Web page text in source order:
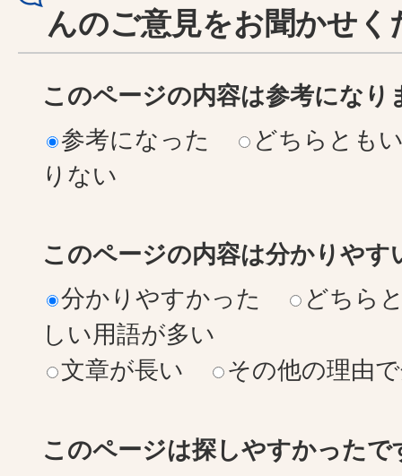
んのご意見をお聞かせく
このページの内容は参考になり
参考になった
どちらとも
りない
このページの内容は分かりやす
分かりやすかった
どちら
しい用語が多い
文章が長い
その他の理由
このページは探しやすかったで